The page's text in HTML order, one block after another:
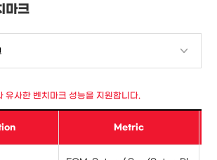
마크
사한 벤치마크 성능을 지원합니다.
Metric